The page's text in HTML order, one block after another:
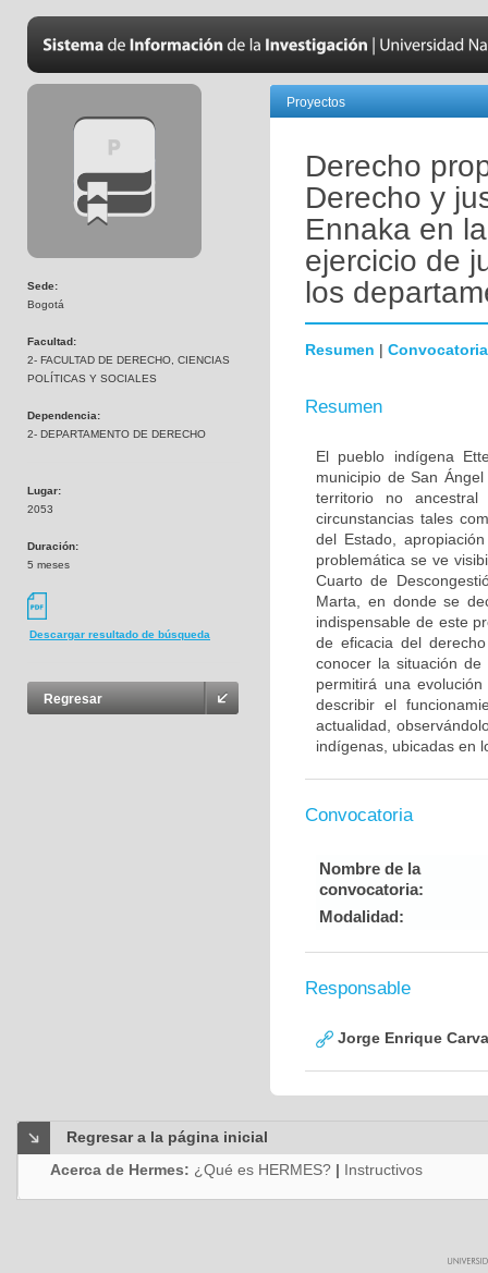
Sede:
Bogotá
Facultad:
2- FACULTAD DE DERECHO, CIENCIAS
POLÍTICAS Y SOCIALES
Dependencia:
2- DEPARTAMENTO DE DERECHO
Lugar:
2053
Duración:
5 meses
Descargar resultado de búsqueda
Regresar
Proyectos
Derecho
Derecho y
Ennaka en
ejercicio de
los
Resumen | Convocatoria
Resumen
El pueblo indígena
municipio de San
territorio no
circunstancias tales
del Estado,
problemática se ve
Cuarto de
Marta, en donde se
indispensable de este
de eficacia del
conocer la situación
permitirá una
describir el
actualidad,
indígenas, ubicadas en
Convocatoria
Nombre de la
convocatoria:
Modalidad:
Responsable
Jorge Enrique
Regresar a la página inicial
Acerca de Hermes: ¿Qué es HERMES? | Instructivos